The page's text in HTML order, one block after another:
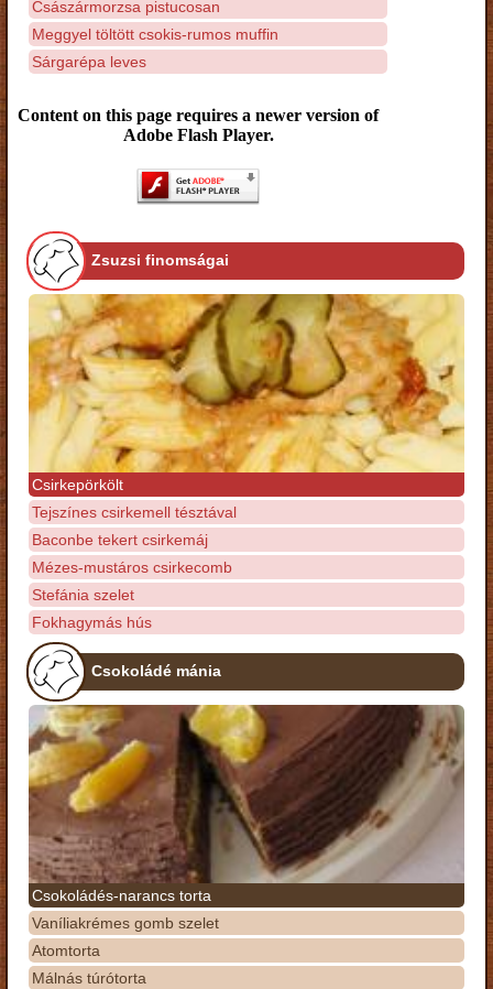
Császármorzsa pistucosan
Meggyel töltött csokis-rumos muffin
Sárgarépa leves
Content on this page requires a newer version of
Adobe Flash Player.
Zsuzsi finomságai
Csirkepörkölt
Tejszínes csirkemell tésztával
Baconbe tekert csirkemáj
Mézes-mustáros csirkecomb
Stefánia szelet
Fokhagymás hús
Csokoládé mánia
Csokoládés-narancs torta
Vaníliakrémes gomb szelet
Atomtorta
Málnás túrótorta